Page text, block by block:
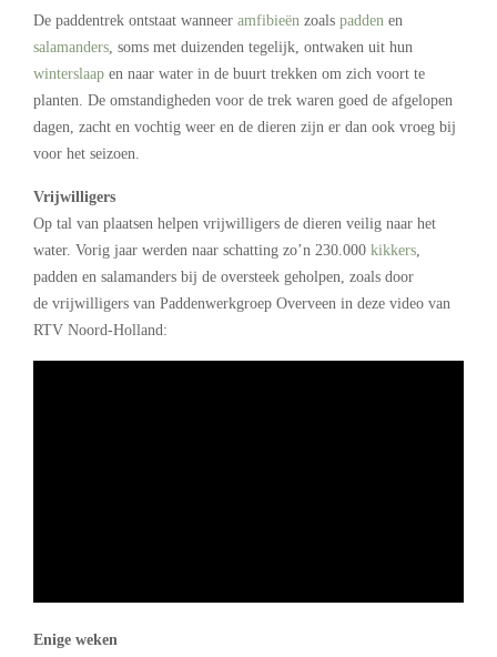
De paddentrek ontstaat wanneer amfibieën zoals padden en
salamanders , soms met duizenden tegelijk, ontwaken uit hun
winterslaap en naar water in de buurt trekken om zich voort te
planten. De omstandigheden voor de trek waren goed de afgelopen
dagen, zacht en vochtig weer en de dieren zijn er dan ook vroeg bij
voor het seizoen.
Vrijwilligers
Op tal van plaatsen helpen vrijwilligers de dieren veilig naar het
water. Vorig jaar werden naar schatting zo’n 230.000 kikkers
padden en salamanders bij de oversteek geholpen, zoals door
de vrijwilligers van Paddenwerkgroep Overveen in deze video van
RTV Noord-Holland:
Enige weken